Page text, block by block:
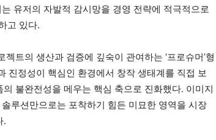
유저의 자발적 감시망을 경영 전략에 적극적으로
고 있다.
트의 생산과 검증에 깊숙이 관여하는 ‘프로슈머’형
진정성이 핵심인 환경에서 창작 생태계를 직접 보
불완전성을 메우는 핵심 축으로 진화했다. 이미지
루션만으로는 포착하기 힘든 미묘한 영역을 시장
.